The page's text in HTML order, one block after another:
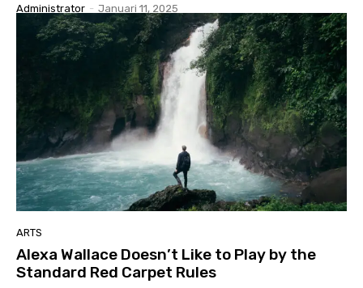
Administrator - Januari 11, 2025
ARTS
Alexa Wallace Doesn’t Like to Play by the
Standard Red Carpet Rules